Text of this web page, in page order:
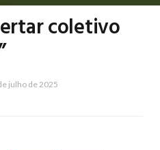
coletivo
julho de 2025